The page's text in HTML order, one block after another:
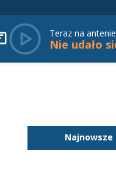
Teraz na antenie
Najnowsze